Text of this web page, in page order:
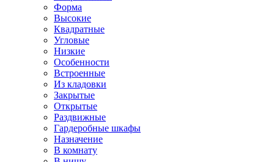
Форма
Высокие
Квадратные
Угловые
Низкие
Особенности
Встроенные
Из кладовки
Закрытые
Открытые
Раздвижные
Гардеробные шкафы
Назначение
В комнату